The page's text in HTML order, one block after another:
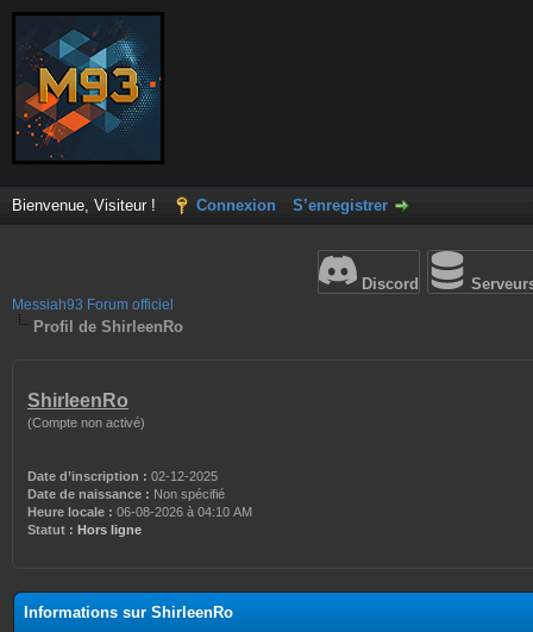
Bienvenue, Visiteur ! Connexion S’enregistrer
Discord
Messiah93 Forum officiel
Profil de ShirleenRo
ShirleenRo
(Compte non activé)
Date d’inscription : 02-12-2025
Date de naissance : Non spécifié
Heure locale : 06-08-2026 à 04:10 AM
Statut : Hors ligne
Informations sur ShirleenRo